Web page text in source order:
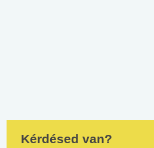
Kérdésed van?